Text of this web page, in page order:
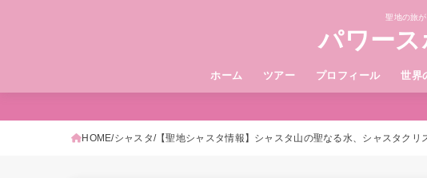
聖地の旅
パワー
ホーム ツアー プロフィール 世界
HOME シャスタ 【聖地シャスタ情報】シャスタ山の聖なる水、シャスタクリ